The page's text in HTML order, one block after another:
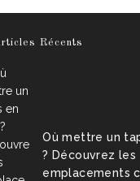
Récents
Où mettre un
? Découvrez les
emplacements